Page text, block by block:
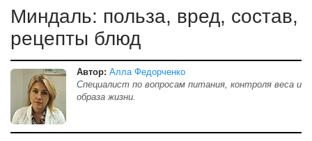
Миндаль: польза, вред, состав,
рецепты блюд
Автор: Алла Федорченко
Специалист по вопросам питания, контроля веса и
образа жизни.